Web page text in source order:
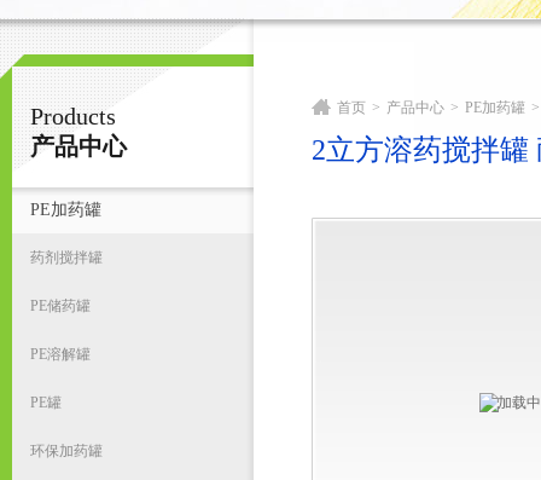
宁波君益塑业有限公司
Products
产品中心
PE加药罐
药剂搅拌罐
PE储药罐
PE溶解罐
PE罐
环保加药罐
首页 > 产品中心 > PE加药罐 >
2立方溶药搅拌罐